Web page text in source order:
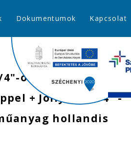
Dokumentumok Kapcsolat
4"-os oldható
+ Jollyflex 5/4" -
hollandis